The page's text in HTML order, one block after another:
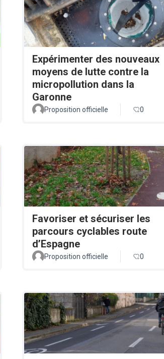
Expérimenter des nouveaux
moyens de lutte contre la
micropollution dans la
Garonne
Proposition officielle 0
Favoriser et sécuriser les
parcours cyclables route
d’Espagne
Proposition officielle 0